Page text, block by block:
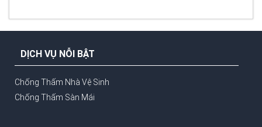
DỊCH VỤ NỖI BẬT
Chống Thấm Nhà Vệ Sinh
Chống Thấm Sàn Mái